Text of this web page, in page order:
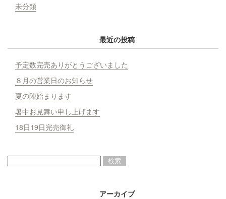
未分類
最近の投稿
予定数完売ありがとうございました
８月の営業日のお知らせ
夏の陣始まります
暑中お見舞い申し上げます
18日19日完売御礼
アーカイブ